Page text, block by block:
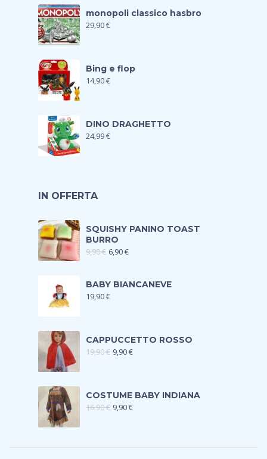
monopoli classico hasbro
29,90€
Bing e flop
14,90€
DINO DRAGHETTO
24,99€
IN OFFERTA
SQUISHY PANINO TOAST
BURRO
9,90€ 6,90€
BABY BIANCANEVE
19,90€
CAPPUCCETTO ROSSO
19,90€ 9,90€
COSTUME BABY INDIANA
16,90€ 9,90€